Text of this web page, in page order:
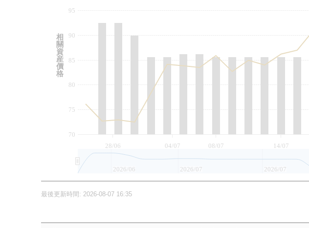
28/06 04/07 08/07 14/07
70
75
80
85
90
95
2026/06 2026/07 2026/07
相
關
資
産
價
格
最後更新時間: 2026-08-07 16:35